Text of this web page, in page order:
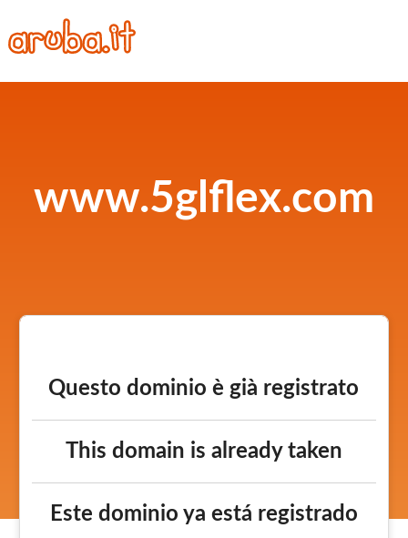
www.5glflex.com
Questo dominio è già registrato
This domain is already taken
Este dominio ya está registrado